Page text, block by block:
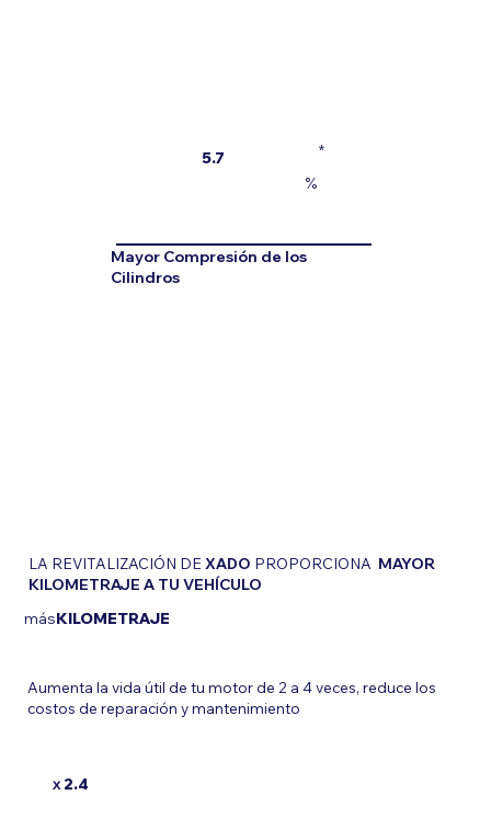
Mayor Compresión de los
Cilindros
5.7
%
*
másKILOMETRAJE
LA REVITALIZACIÓN DE XADO PROPORCIONA MAYOR
KILOMETRAJE A TU VEHÍCULO
Aumenta la vida útil de tu motor de 2 a 4 veces, reduce los
costos de reparación y mantenimiento
x2.4